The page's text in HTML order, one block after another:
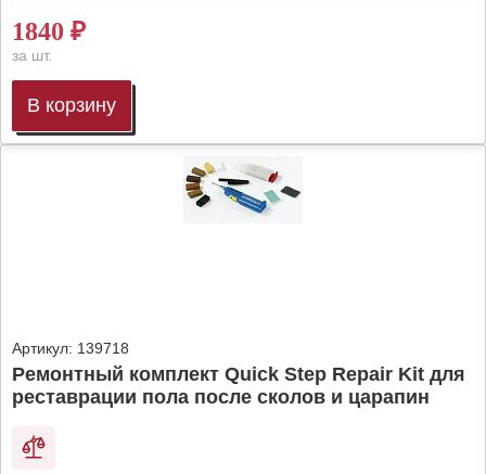
1840 ₽
за шт.
В корзину
Артикул: 139718
Ремонтный комплект Quick Step Repair Kit для
реставрации пола после сколов и царапин